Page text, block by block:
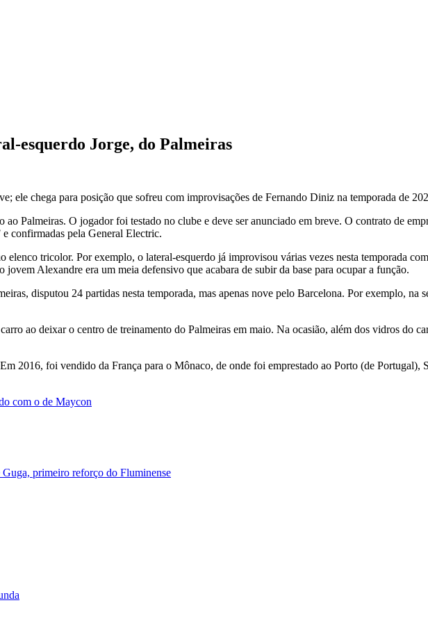
esquerdo Jorge, do Palmeiras
ele chega para posição que sofreu com improvisações de Fernando Diniz na temporada de
Palmeiras. O jogador foi testado no clube e deve ser anunciado em breve. O contrato de
e confirmadas pela General Electric.
elenco tricolor. Por exemplo, o lateral-esquerdo já improvisou várias vezes nesta temporada
Alexandre era um meia defensivo que acabara de subir da base para ocupar a função.
disputou 24 partidas nesta temporada, mas apenas nove pelo Barcelona. Por exemplo, na
ao deixar o centro de treinamento do Palmeiras em maio. Na ocasião, além dos vidros do
2016, foi vendido da França para o Mônaco, de onde foi emprestado ao Porto (de Portugal),
com o de Maycon
primeiro reforço do Fluminense